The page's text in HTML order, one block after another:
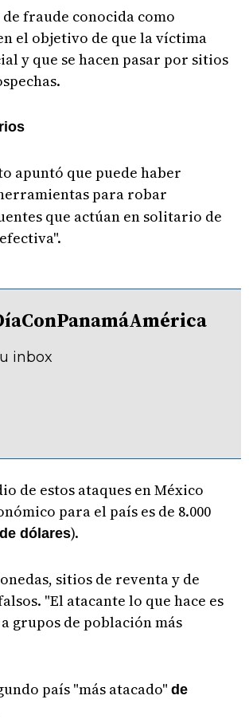
fraude conocida como
el objetivo de que la víctima
y que se hacen pasar por sitios
apuntó que puede haber
para robar
que actúan en solitario de
inbox
de estos ataques en México
para el país es de 8.000
dólares).
sitios de reventa y de
"El atacante lo que hace es
grupos de población más
país "más atacado" de